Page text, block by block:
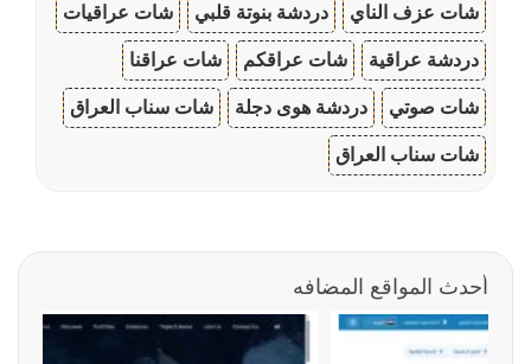
شات عزف الناي دردشة بنوتة قلبي شات عراقيات
دردشة عراقية شات عراقكم شات عراقنا
شات صوتي دردشة هوى دجلة شات سناب العراق
شات سناب العراق
أحدث المواقع المضافه